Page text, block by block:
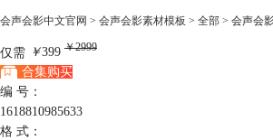
会声会影中文官网 > 会声会影素材模板 > 全部 > 会声会
仅需 ￥399 ￥2999
合集购买
编 号：
1618810985633
格 式：